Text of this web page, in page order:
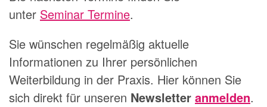
unter Seminar Termine.
Sie wünschen regelmäßig aktuelle
Informationen zu Ihrer persönlichen
Weiterbildung in der Praxis. Hier können Sie
sich direkt für unseren Newsletter anmelden.